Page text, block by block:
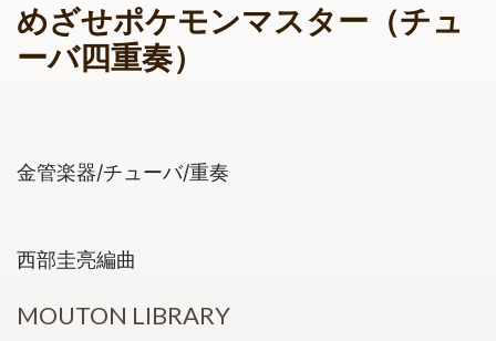
めざせポケモンマスター（チュ
ーバ四重奏）
金管楽器/チューバ/重奏
西部圭亮編曲
MOUTON LIBRARY